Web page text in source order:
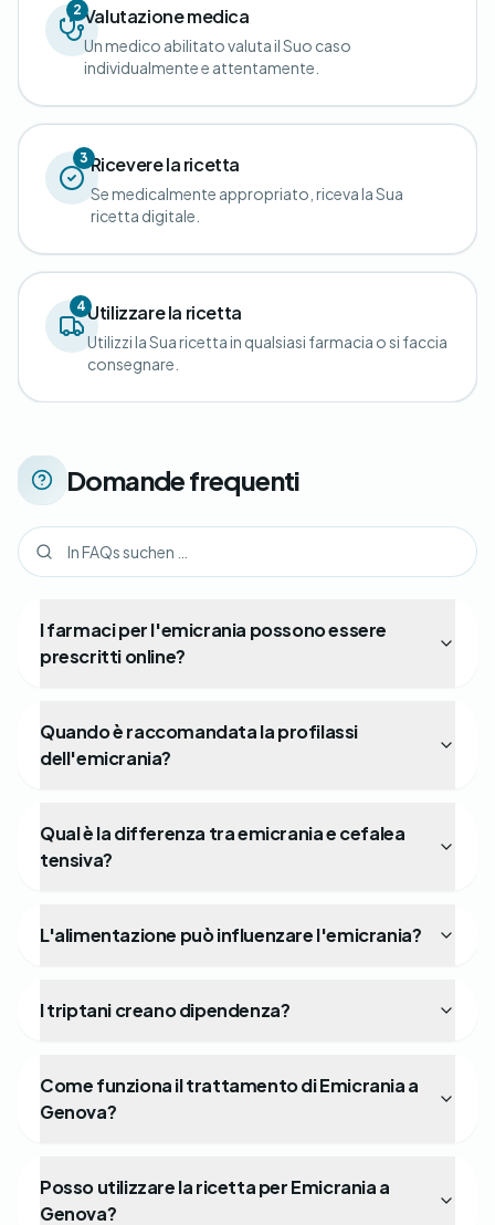
2Valutazione medica
Un medico abilitato valuta il Suo caso
individualmente e attentamente.
3Ricevere la ricetta
Se medicalmente appropriato, riceva la Sua
ricetta digitale.
4Utilizzare la ricetta
Utilizzi la Sua ricetta in qualsiasi farmacia o si faccia
consegnare.
Domande frequenti
I farmaci per l'emicrania possono essere
prescritti online?
Quando è raccomandata la profilassi
dell'emicrania?
Qual è la differenza tra emicrania e cefalea
tensiva?
L'alimentazione può influenzare l'emicrania?
I triptani creano dipendenza?
Come funziona il trattamento di Emicrania a
Genova?
Posso utilizzare la ricetta per Emicrania a
Genova?